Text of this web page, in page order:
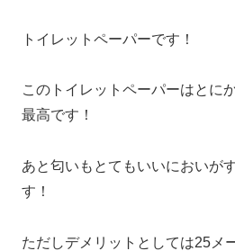
トイレットペーパーです！
このトイレットペーパーはとに
最高です！
あと匂いもとてもいいにおいが
す！
ただしデメリットとしては25メ